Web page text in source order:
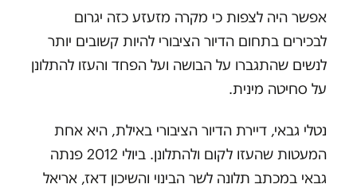
אפשר היה לצפות כי מקרה מזעזע כזה יגרום
לבכירים בתחום הדיור הציבורי להיות קשובים יותר
לנשים שהתגברו על הבושה ועל הפחד והעזו להתלונן
על סחיטה מינית.
נטלי גבאי, דיירת הדיור הציבורי באילת, היא אחת
המעטות שהעזו לקום ולהתלונן. ביולי 2012 פנתה
גבאי במכתב תלונה לשר הבינוי והשיכון דאז, אריאל